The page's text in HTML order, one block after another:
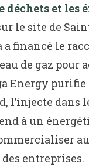
déchets et les
le site de
a financé le
de gaz
Energy purifie
l’injecte dans
à un
entreprises.